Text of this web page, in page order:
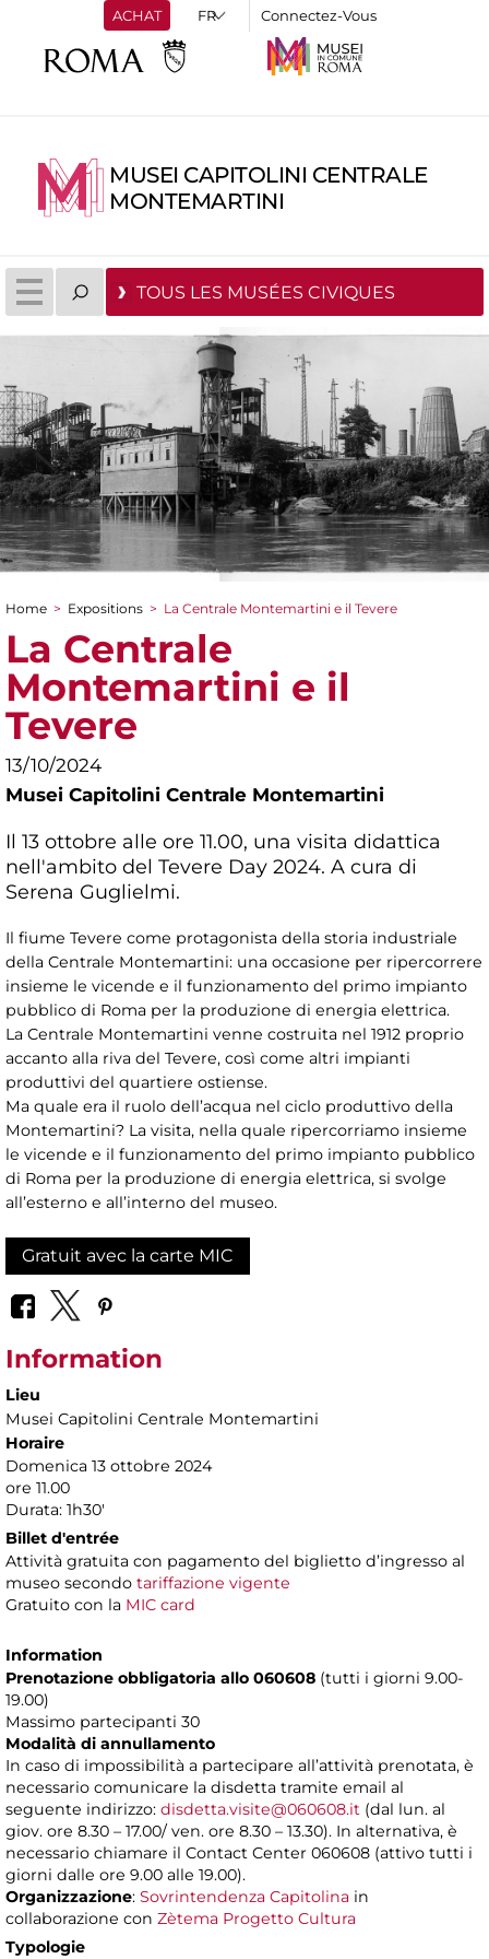
ACHAT Connectez-Vous
MUSEI CAPITOLINI CENTRALE
MONTEMARTINI
TOUS LES MUSÉES CIVIQUES
You are here
Home > Expositions > La Centrale Montemartini e il Tevere
La Centrale
Montemartini e il
Tevere
13/10/2024
Musei Capitolini Centrale Montemartini
Il 13 ottobre alle ore 11.00, una visita didattica
nell'ambito del Tevere Day 2024. A cura di
Serena Guglielmi.
Il fiume Tevere come protagonista della storia industriale
della Centrale Montemartini: una occasione per ripercorrere
insieme le vicende e il funzionamento del primo impianto
pubblico di Roma per la produzione di energia elettrica.
La Centrale Montemartini venne costruita nel 1912 proprio
accanto alla riva del Tevere, così come altri impianti
produttivi del quartiere ostiense.
Ma quale era il ruolo dell’acqua nel ciclo produttivo della
Montemartini? La visita, nella quale ripercorriamo insieme
le vicende e il funzionamento del primo impianto pubblico
di Roma per la produzione di energia elettrica, si svolge
all’esterno e all’interno del museo.
Gratuit avec la carte MIC
Information
Lieu
Musei Capitolini Centrale Montemartini
Horaire
Domenica 13 ottobre 2024
ore 11.00
Durata: 1h30'
Billet d'entrée
Attività gratuita con pagamento del biglietto d’ingresso al
museo secondo tariffazione vigente
Gratuito con la MIC card
Information
Prenotazione obbligatoria allo 060608 (tutti i giorni 9.00-
19.00)
Massimo partecipanti 30
Modalità di annullamento
In caso di impossibilità a partecipare all’attività prenotata, è
necessario comunicare la disdetta tramite email al
seguente indirizzo: disdetta.visite@060608.it (dal lun. al
giov. ore 8.30 – 17.00/ ven. ore 8.30 – 13.30). In alternativa, è
necessario chiamare il Contact Center 060608 (attivo tutti i
giorni dalle ore 9.00 alle 19.00).
Organizzazione: Sovrintendenza Capitolina in
collaborazione con Zètema Progetto Cultura
Typologie